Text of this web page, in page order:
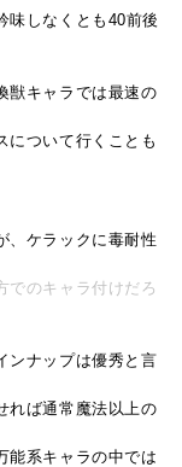
味しなくとも40前後
獣キャラでは最速の
について行くことも
、ケラックに毒耐性
でのキャラ付けだろ
ンナップは優秀と言
れば通常魔法以上の
能系キャラの中では